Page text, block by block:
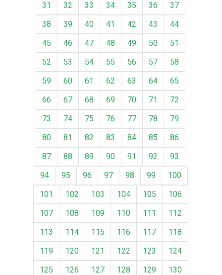
31
32 33 34 35 36
37
38
39 40 41 42 43
44
45
46 47 48 49 50
51
52
53 54 55 56 57
58
59
60 61 62 63 64
65
66
67 68 69 70 71
72
73
74 75 76 77 78
79
80
81 82 83 84 85
86
87
88 89 90 91 92
93
94
95 96 97 98 99
100
101
102 103 104 105
106
107
108 109 110 111
112
113
114 115 116 117
118
119
120 121 122 123
124
125
126 127 128 129
130